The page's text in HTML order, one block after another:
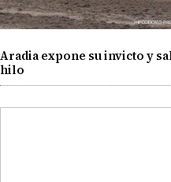
Aradia expone su invicto y
hilo